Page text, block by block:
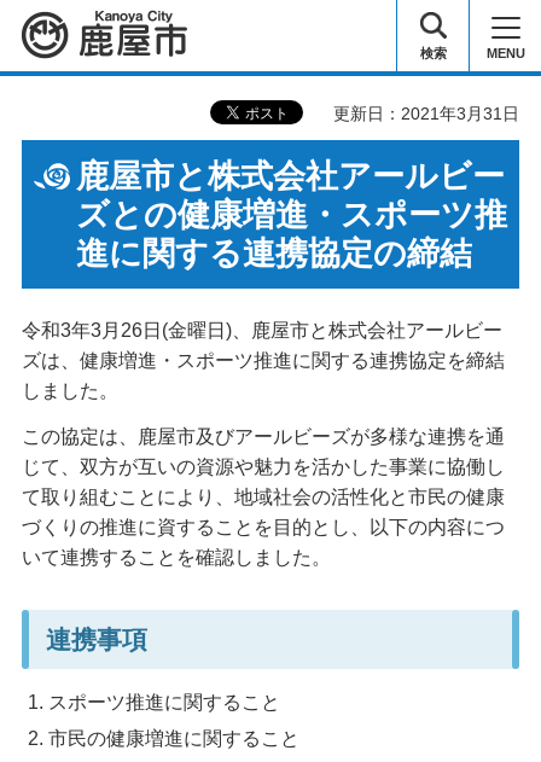
鹿屋市 検索 MENU
更新日：2021年3月31日
鹿屋市と株式会社アールビー
ズとの健康増進・スポーツ推
進に関する連携協定の締結
令和3年3月26日(金曜日)、鹿屋市と株式会社アールビー
ズは、健康増進・スポーツ推進に関する連携協定を締結
しました。
この協定は、鹿屋市及びアールビーズが多様な連携を通
じて、双方が互いの資源や魅力を活かした事業に協働し
て取り組むことにより、地域社会の活性化と市民の健康
づくりの推進に資することを目的とし、以下の内容につ
いて連携することを確認しました。
連携事項
スポーツ推進に関すること
市民の健康増進に関すること